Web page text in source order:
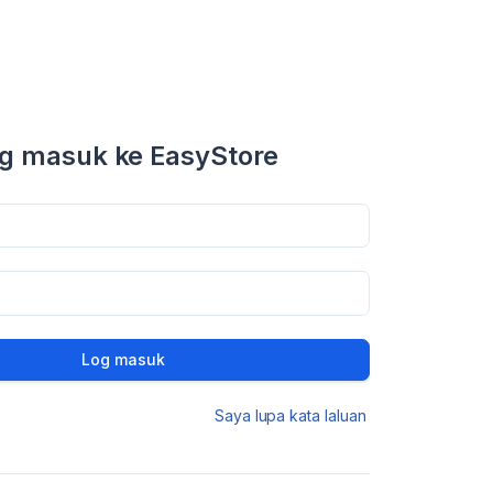
masuk ke EasyStore
Log masuk
Saya lupa kata laluan